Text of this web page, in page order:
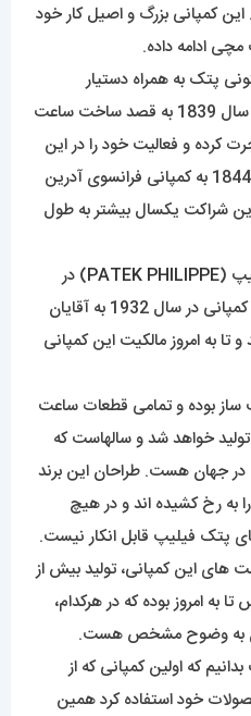
کمپانی بزرگ و اصیل کار خود
مچی ادامه داده.
پتک به همراه دستیار
لهستانی خود، فرانچس زاپک در سال 1839 به قصد ساخت ساعت
و فعالیت خود را در این
کشور آغاز کردند. این دو در سال 1844 به کمپانی فرانسوی آدرین
شراکت یکسال بیشتر به طول
(
PATEK PHILIPPE) در
سال 1851 انجام شد ولی امتیاز کمپانی در سال 1932 به آقایان
تا به امروز مالکیت این کمپانی
بوده و تمامی قطعات ساعت
خواهد شد و سالهاست که
جهان هست. طراحان این برند
رخ کشیده اند و در هیچ
پتک فیلیپ قابل انکار نیست.
های این کمپانی، تولید بیش از
تا به امروز بوده که در هرکدام،
به وضوح مشخص هست.
که اولین کمپانی که از
خود استفاده کرد همین